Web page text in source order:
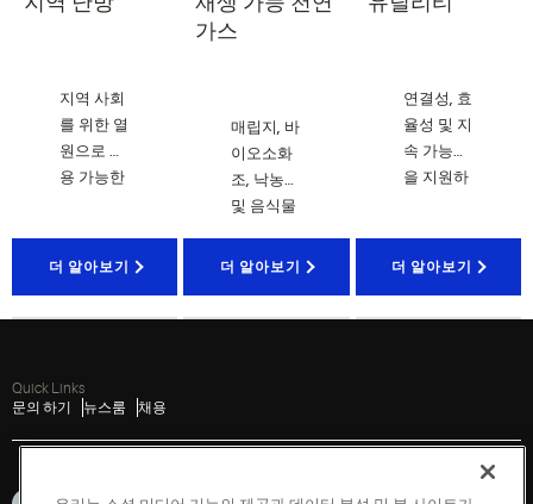
지역 사회
를 위한 열
원으로 사
용 가능한
더 알아보기
가스
매립지, 바
이오소화
조, 낙농가
및 음식물
서 발생하
더 알아보기
연결성, 효
율성 및 지
속 가능성
을 지원하
더 알아보기
Quick Links
문의 하기
뉴스룸 채용